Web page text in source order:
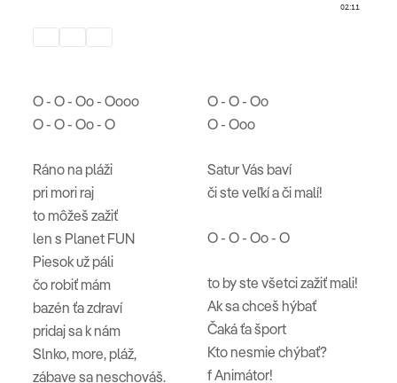
O - O - Oo - Oooo
O - O - Oo - O
Ráno na pláži
pri mori raj
to môžeš zažiť
len s Planet FUN
Piesok už páli
čo robiť mám
bazén ťa zdraví
pridaj sa k nám
Slnko, more, pláž,
zábave sa neschováš.
O - O - Oo
O - Ooo
Satur Vás baví
či ste veľkí a či malí!
O - O - Oo - O
to by ste všetci zažiť mali!
Ak sa chceš hýbať
Čaká ťa šport
Kto nesmie chýbať?
f Animátor!